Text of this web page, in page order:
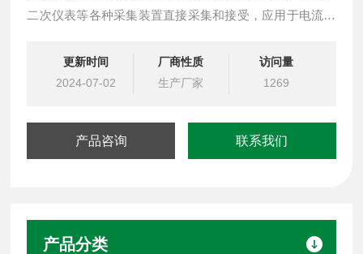
二次仪表等各种采集装置直接采集和接受，应用于电流及
流马达驱动、电镀、焊接应用、变频器，UPS伺服控制等
系统。
更新时间
2024-07-02
厂商性质
生产厂家
访问量
1269
产品咨询 联系我们
产品分类